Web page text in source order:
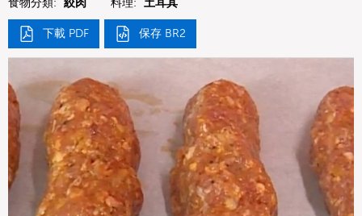
食物分類: 絞肉 料理: 土耳其
下載 PDF 保存 BR2